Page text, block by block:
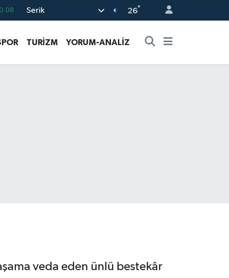
Serik 26°
TURİZM YORUM-ANALİZ
veda eden ünlü bestekâr